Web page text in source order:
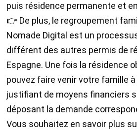
puis résidence permanente et
👉 De plus, le regroupement
Nomade Digital est un
différent des autres permis de
Espagne. Une fois la résidence
pouvez faire venir votre famille
justifiant de moyens financiers
déposant la demande
Vous souhaitez en savoir plus